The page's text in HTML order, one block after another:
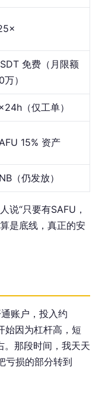
免费（月限额
万）
（仅工单）
15% 资产
（仍发放）
说“只要有SAFU，
是底线，真正的安
账户，投入约
始因为杠杆高，短
那段时间，我天天
亏损的部分转到